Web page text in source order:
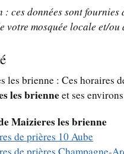
: ces données sont
votre mosquée locale et/
les brienne : Ces horaires
les brienneet ses
Maizieres les brienne
de prières 10 Aube
de prières Champagne-